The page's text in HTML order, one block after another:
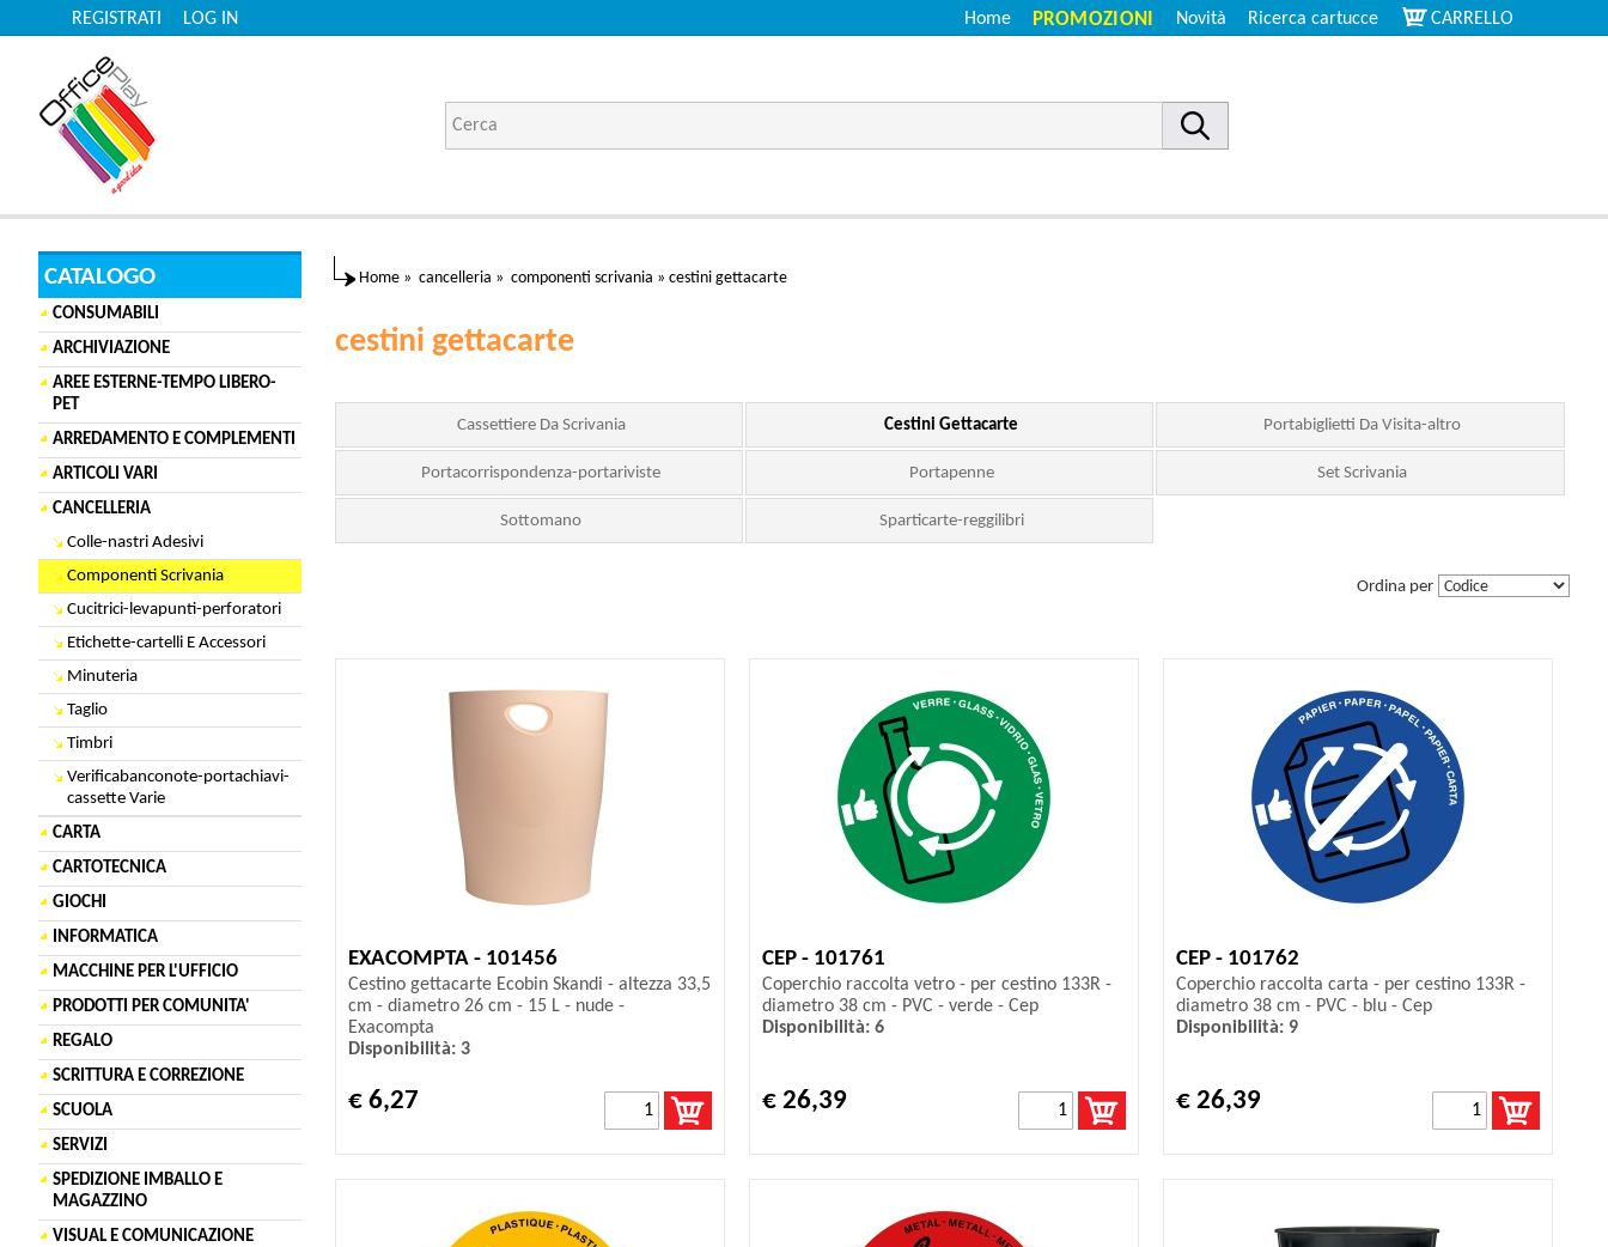
LOG IN
REGISTRATI CARRELLO
Ricerca cartucce
Novità
PROMOZIONI
Home
CATALOGO
CONSUMABILI
ARCHIVIAZIONE
AREE ESTERNE-TEMPO LIBERO-
PET
ARREDAMENTO E COMPLEMENTI
ARTICOLI VARI
CANCELLERIA
Colle-nastri Adesivi
Componenti Scrivania
Cucitrici-levapunti-perforatori
Etichette-cartelli E Accessori
Minuteria
Taglio
Timbri
Verificabanconote-portachiavi-
cassette Varie
CARTA
CARTOTECNICA
GIOCHI
INFORMATICA
MACCHINE PER L'UFFICIO
PRODOTTI PER COMUNITA'
REGALO
SCRITTURA E CORREZIONE
SCUOLA
SERVIZI
SPEDIZIONE IMBALLO E
MAGAZZINO
VISUAL E COMUNICAZIONE
Home » cancelleria » componenti scrivania » cestini gettacarte
cestini gettacarte
Cassettiere Da Scrivania Cestini Gettacarte Portabiglietti Da Visita-altro
Portacorrispondenza-portariviste Portapenne Set Scrivania
Sottomano Sparticarte-reggilibri
Ordina per
EXACOMPTA - 101456
Cestino gettacarte Ecobin Skandi - altezza 33,5
cm - diametro 26 cm - 15 L - nude -
Exacompta
Disponibilità: 3
€ 6,27
CEP - 101761
Coperchio raccolta vetro - per cestino 133R -
diametro 38 cm - PVC - verde - Cep
Disponibilità: 6
€ 26,39
CEP - 101762
Coperchio raccolta carta - per cestino 133R -
diametro 38 cm - PVC - blu - Cep
Disponibilità: 9
€ 26,39